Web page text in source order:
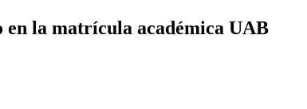
en la matrícula académica UAB